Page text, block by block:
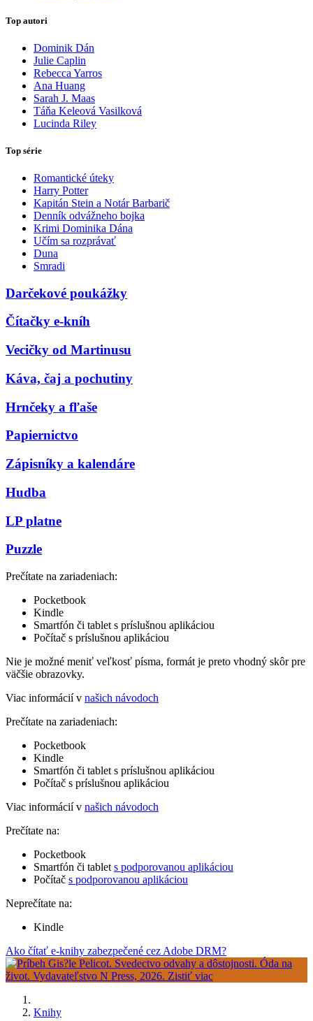
Top autori
Dominik Dán
Julie Caplin
Rebecca Yarros
Ana Huang
Sarah J. Maas
Táňa Keleová Vasilková
Lucinda Riley
Top série
Romantické úteky
Harry Potter
Kapitán Stein a Notár Barbarič
Denník odvážneho bojka
Krimi Dominika Dána
Učím sa rozprávať
Duna
Smradi
Darčekové poukážky
Čítačky e-kníh
Vecičky od Martinusu
Káva, čaj a pochutiny
Hrnčeky a fľaše
Papiernictvo
Zápisníky a kalendáre
Hudba
LP platne
Puzzle
Prečítate na zariadeniach:
Pocketbook
Kindle
Smartfón či tablet s príslušnou aplikáciou
Počítač s príslušnou aplikáciou
Nie je možné meniť veľkosť písma, formát je preto vhodný skôr pre
väčšie obrazovky.
Viac informácií v našich návodoch
Prečítate na zariadeniach:
Pocketbook
Kindle
Smartfón či tablet s príslušnou aplikáciou
Počítač s príslušnou aplikáciou
Viac informácií v našich návodoch
Prečítate na:
Pocketbook
Smartfón či tablet s podporovanou aplikáciou
Počítač s podporovanou aplikáciou
Neprečítate na:
Kindle
Ako čítať e-knihy zabezpečené cez Adobe DRM?
Knihy